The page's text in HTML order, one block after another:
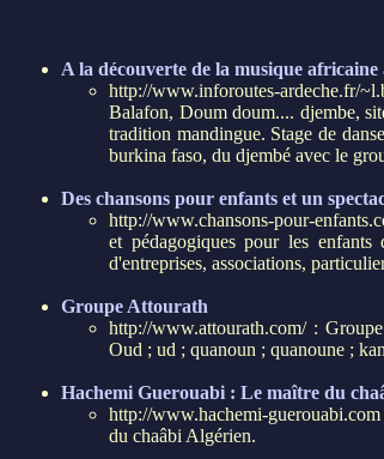
A la découverte de la musique
http://www.inforoutes-ardeche.fr/
Balafon, Doum doum.... djembe,
tradition mandingue. Stage de
burkina faso, du djembé avec le
Des chansons pour enfants et un
http://www.chansons-pour-
et pédagogiques pour les
d'entreprises, associations,
Groupe Attourath
http://www.attourath.com/ :
Oud ; ud ; quanoun ; quanoune ;
Hachemi Guerouabi : Le maître du
http://www.hachemi-
du chaâbi Algérien.